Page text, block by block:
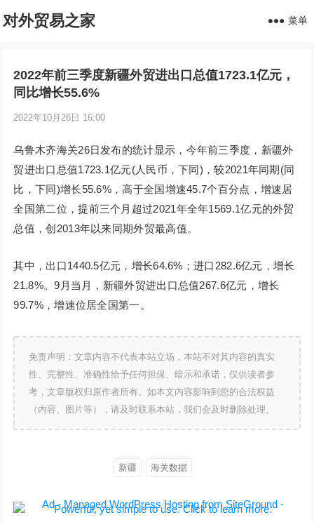
对外贸易之家 菜单
2022年前三季度新疆外贸进出口总值1723.1亿元，
同比增长55.6%
2022年10月26日 16:00
乌鲁木齐海关26日发布的统计显示，今年前三季度，新疆外
贸进出口总值1723.1亿元(人民币，下同)，较2021年同期(同
比，下同)增长55.6%，高于全国增速45.7个百分点，增速居
全国第二位，提前三个月超过2021年全年1569.1亿元的外贸
总值，创2013年以来同期外贸最高值。
其中，出口1440.5亿元，增长64.6%；进口282.6亿元，增长
21.8%。9月当月，新疆外贸进出口总值267.6亿元，增长
99.7%，增速位居全国第一。
免责声明：文章内容不代表本站立场，本站不对其内容的真实
性、完整性、准确性给予任何担保、暗示和承诺，仅供读者参
考，文章版权归原作者所有。如本文内容影响到您的合法权益
（内容、图片等），请及时联系本站，我们会及时删除处理。
新疆 海关数据